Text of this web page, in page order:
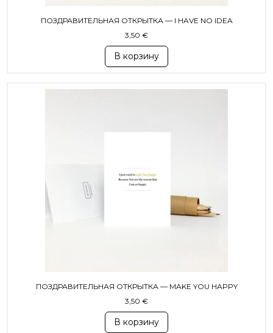
ПОЗДРАВИТЕЛЬНАЯ ОТКРЫТКА — I HAVE NO IDEA
3,50 €
В корзину
ПОЗДРАВИТЕЛЬНАЯ ОТКРЫТКА — MAKE YOU HAPPY
3,50 €
В корзину